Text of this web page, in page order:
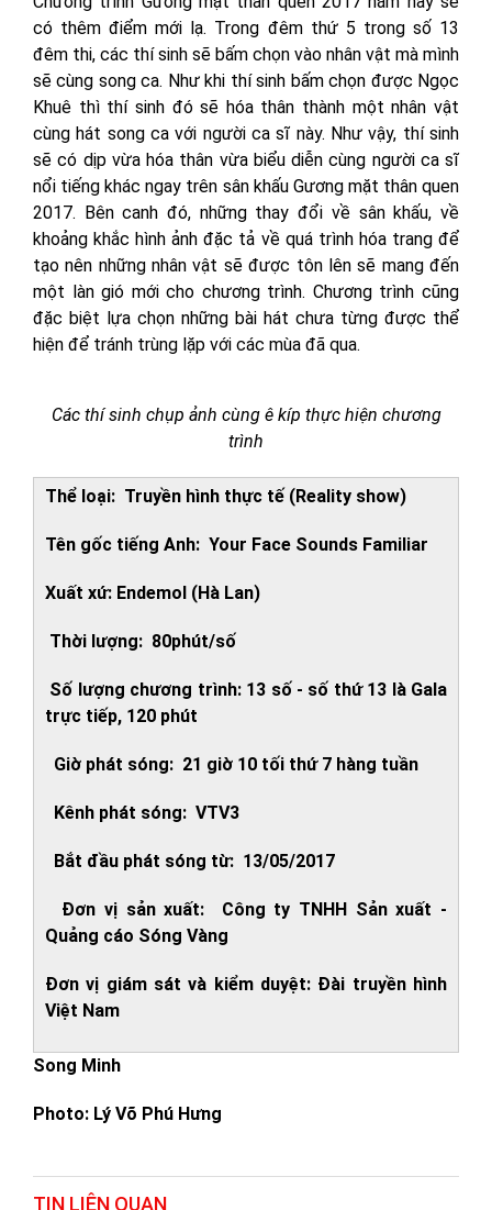
có thêm điểm mới lạ. Trong đêm thứ 5 trong số 13
đêm thi, các thí sinh sẽ bấm chọn vào nhân vật mà mình
sẽ cùng song ca. Như khi thí sinh bấm chọn được Ngọc
Khuê thì thí sinh đó sẽ hóa thân thành một nhân vật
cùng hát song ca với người ca sĩ này. Như vậy, thí sinh
sẽ có dịp vừa hóa thân vừa biểu diễn cùng người ca sĩ
nổi tiếng khác ngay trên sân khấu Gương mặt thân quen
2017. Bên canh đó, những thay đổi về sân khấu, về
khoảng khắc hình ảnh đặc tả về quá trình hóa trang để
tạo nên những nhân vật sẽ được tôn lên sẽ mang đến
một làn gió mới cho chương trình. Chương trình cũng
đặc biệt lựa chọn những bài hát chưa từng được thể
hiện để tránh trùng lặp với các mùa đã qua.
Các thí sinh chụp ảnh cùng ê kíp thực hiện chương
trình
Thể loại: Truyền hình thực tế (Reality show)
Tên gốc tiếng Anh: Your Face Sounds Familiar
Xuất xứ: Endemol (Hà Lan)
Thời lượng: 80phút/số
Số lượng chương trình: 13 số - số thứ 13 là Gala
trực tiếp, 120 phút
Giờ phát sóng: 21 giờ 10 tối thứ 7 hàng tuần
Kênh phát sóng: VTV3
Bắt đầu phát sóng từ: 13/05/2017
Đơn vị sản xuất: Công ty TNHH Sản xuất -
Quảng cáo Sóng Vàng
Đơn vị giám sát và kiểm duyệt: Đài truyền hình
Việt Nam
Song Minh
Photo: Lý Võ Phú Hưng
TIN LIÊN QUAN